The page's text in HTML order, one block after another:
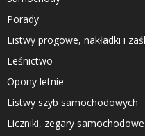
Porady
Listwy progowe, nakładki i
Leśnictwo
Opony letnie
Listwy szyb samochodowych
Liczniki, zegary samochodowe